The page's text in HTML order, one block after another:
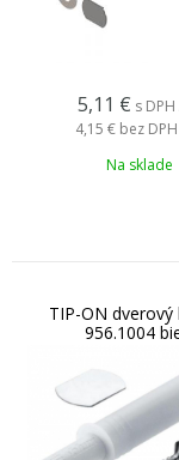
5,11 € s
4,15 € bez
Na sklade
TIP-ON dverový
956.1004